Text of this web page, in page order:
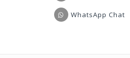
WhatsApp Chat